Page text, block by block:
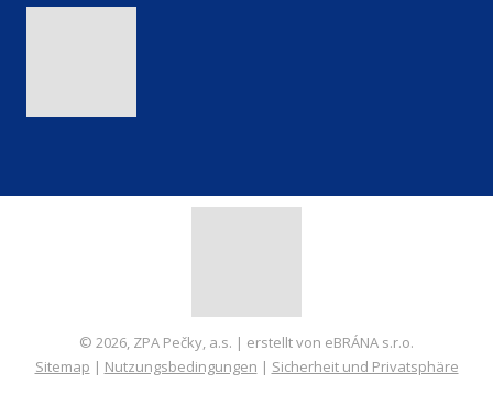
© 2026, ZPA Pečky, a.s. | erstellt von eBRÁNA s.r.o.
Sitemap | Nutzungsbedingungen | Sicherheit und Privatsphäre